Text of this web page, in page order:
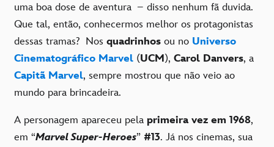
uma boa dose de aventura – disso nenhum fã duvida.
Que tal, então, conhecermos melhor os protagonistas
dessas tramas? Nos quadrinhos ou no Universo
Cinematográfico Marvel (UCM), Carol Danvers, a
Capitã Marvel, sempre mostrou que não veio ao
mundo para brincadeira.
A personagem apareceu pela primeira vez em 1968,
em “Marvel Super-Heroes” #13. Já nos cinemas, sua